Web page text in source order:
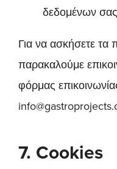
δεδομένων
Για να ασκήσετε
παρακαλούμε
φόρμας
7. Cookies